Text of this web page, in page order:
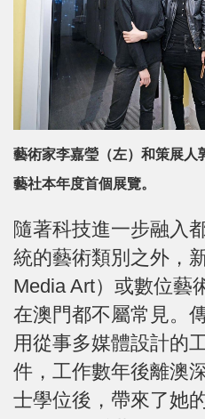
藝術家李嘉瑩（左）和策展人
藝社本年度首個展覽。
隨著科技進一步融入
統的藝術類別之外，
Media Art）或數位藝
在澳門都不屬常見。
用從事多媒體設計的
件，工作數年後離澳
士學位後，帶來了她